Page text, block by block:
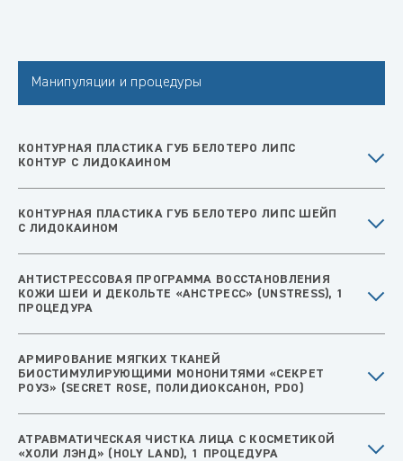
Манипуляции и процедуры
КОНТУРНАЯ ПЛАСТИКА ГУБ БЕЛОТЕРО ЛИПС
КОНТУР С ЛИДОКАИНОМ
КОНТУРНАЯ ПЛАСТИКА ГУБ БЕЛОТЕРО ЛИПС ШЕЙП
С ЛИДОКАИНОМ
АНТИСТРЕССОВАЯ ПРОГРАММА ВОССТАНОВЛЕНИЯ
КОЖИ ШЕИ И ДЕКОЛЬТЕ «АНСТРЕСС» (UNSTRESS), 1
ПРОЦЕДУРА
АРМИРОВАНИЕ МЯГКИХ ТКАНЕЙ
БИОСТИМУЛИРУЮЩИМИ МОНОНИТЯМИ «СЕКРЕТ
РОУЗ» (SECRET ROSE, ПОЛИДИОКСАНОН, PDO)
АТРАВМАТИЧЕСКАЯ ЧИСТКА ЛИЦА С КОСМЕТИКОЙ
«ХОЛИ ЛЭНД» (HOLY LAND), 1 ПРОЦЕДУРА